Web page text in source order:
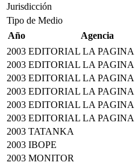
Jurisdicción
Tipo de Medio
Año Agencia
2003 EDITORIAL LA PAGINA
2003 EDITORIAL LA PAGINA
2003 EDITORIAL LA PAGINA
2003 EDITORIAL LA PAGINA
2003 EDITORIAL LA PAGINA
2003 EDITORIAL LA PAGINA
2003 TATANKA
2003 IBOPE
2003 MONITOR